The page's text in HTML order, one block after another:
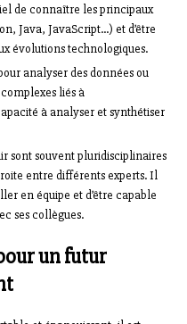
de connaître les principaux
Java, JavaScript…) et d’être
évolutions technologiques.
analyser des données ou
liés à
à analyser et synthétiser
sont souvent pluridisciplinaires
entre différents experts. Il
en équipe et d’être capable
ses collègues.
un futur